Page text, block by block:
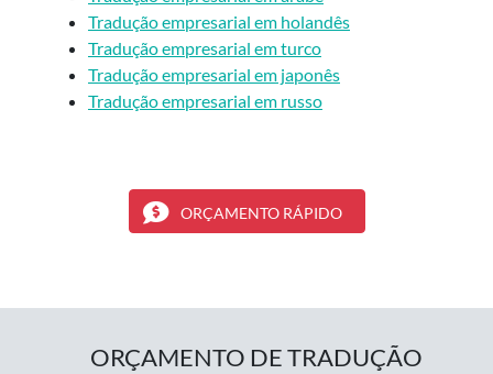
Tradução empresarial em holandês
Tradução empresarial em turco
Tradução empresarial em japonês
Tradução empresarial em russo
ORÇAMENTO RÁPIDO
ORÇAMENTO DE TRADUÇÃO